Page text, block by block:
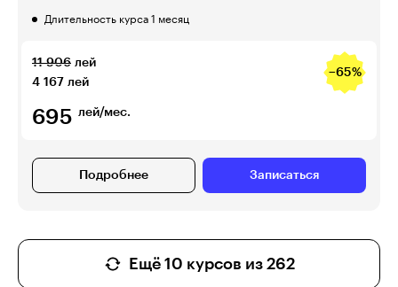
Длительность курса 1 месяц
11 906 лей
4 167 лей
−65%
695 лей/мес.
Подробнее Записаться
Ещё 10 курсов из 262